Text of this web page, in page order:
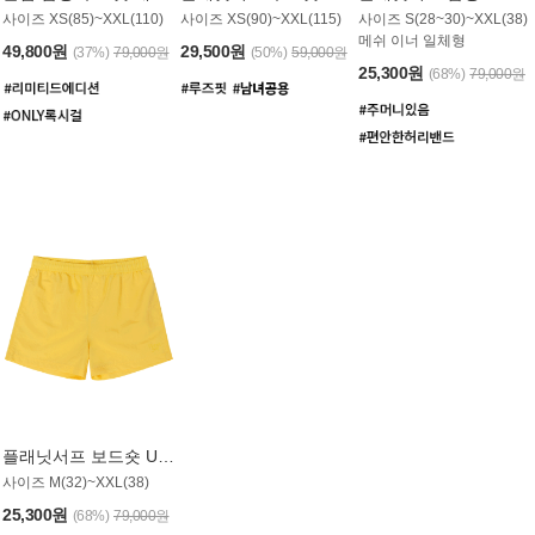
사이즈 XS(85)~XXL(110)
49,800원 (37%) 79,000원
사이즈 XS(90)~XXL(115)
29,500원 (50%) 59,000원
사이즈 S(28~30)~XXL(38)
메쉬 이너 일체형
25,300원 (68%) 79,000원
플래닛서프 보드숏 UMB008YPS
사이즈 M(32)~XXL(38)
25,300원 (68%) 79,000원